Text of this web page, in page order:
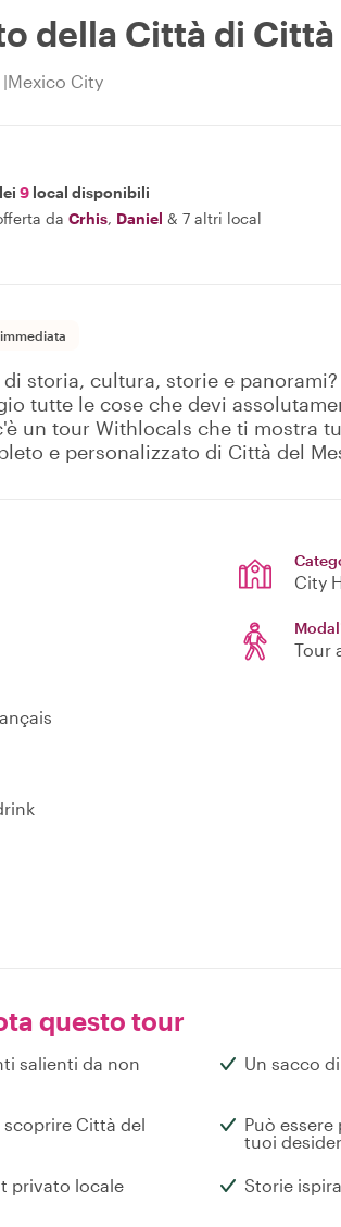
della Città di
Mexico City
9 local disponibili
da Crhis, Daniel & 7 altri local
storia, cultura, storie e
tutte le cose che devi
un tour Withlocals che ti mostra
e personalizzato di Città del
City
Tour
questo tour
salienti da non
Un sacco
Città del
Può
tuoi
privato locale Storie